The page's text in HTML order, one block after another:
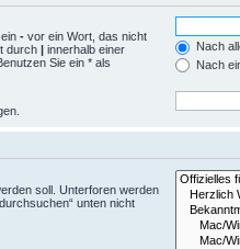
- vor ein Wort, das nicht
durch | innerhalb einer
Sie ein * als
Nach
Nach
soll. Unterforen werden
unten nicht